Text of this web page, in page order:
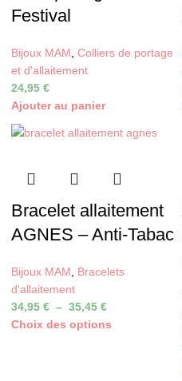
Festival
Bijoux MAM, Colliers de portage
et d'allaitement
24,95 €
Ajouter au panier
Bracelet allaitement
AGNES – Anti-Tabac
Bijoux MAM
Bracelets
d'allaitement
34,95 € – 35,45 €
Choix des options